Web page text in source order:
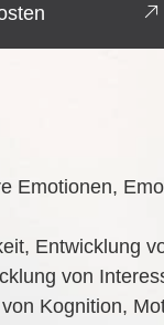
Emo­tio­nen,
Ent­wick­lung
von
Kogni­ti­on,